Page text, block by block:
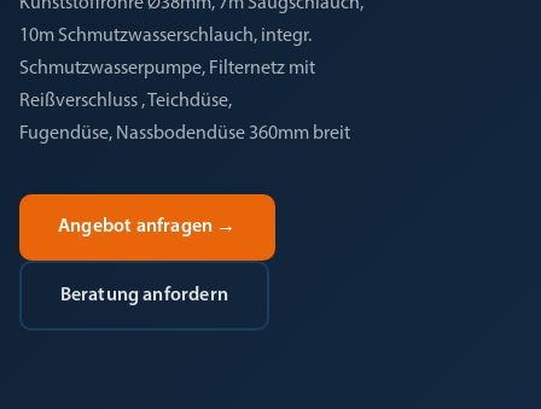
10m Schmutzwasserschlauch, integr.
Schmutzwasserpumpe, Filternetz mit
Reißverschluss , Teichdüse,
Fugendüse, Nassbodendüse 360mm breit
Angebot anfragen →
Beratung anfordern